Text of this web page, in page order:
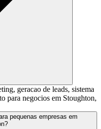
geracao de leads, sistema
para negocios em Stoughton,
pequenas empresas em